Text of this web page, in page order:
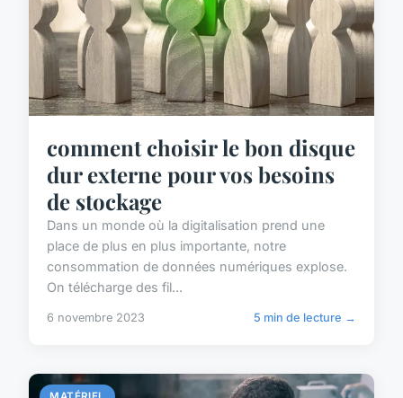
comment choisir le bon disque
dur externe pour vos besoins
de stockage
Dans un monde où la digitalisation prend une
place de plus en plus importante, notre
consommation de données numériques explose.
On télécharge des fil...
6 novembre 2023 5 min de lecture →